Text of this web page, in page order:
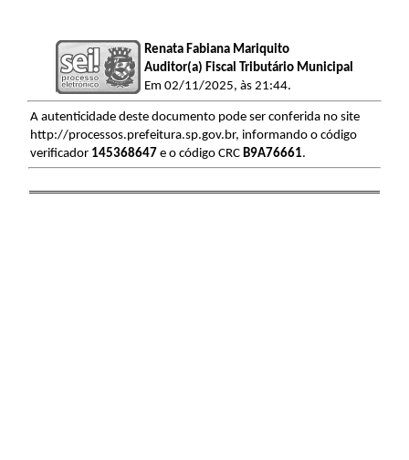
Renata Fabiana Mariquito
Auditor(a) Fiscal Tributário Municipal
Em 02/11/2025, às 21:44.
A autenticidade deste documento pode ser conferida no site
http://processos.prefeitura.sp.gov.br, informando o código
verificador 145368647e o código CRC B9A76661.